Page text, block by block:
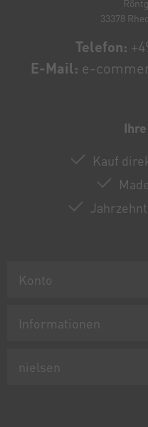
33378
Telefon:
E-Mail: e-
Kauf
Konto
Informationen
nielsen